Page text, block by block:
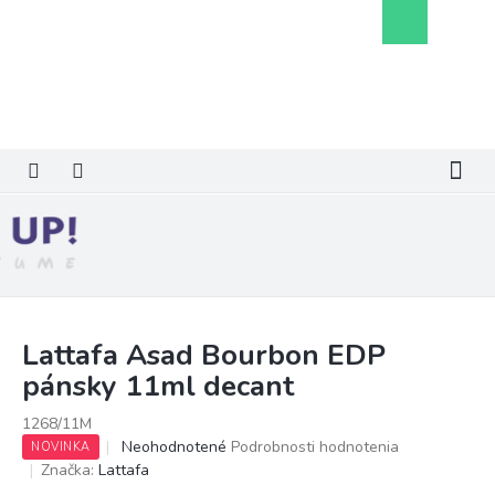
košík
Lattafa Asad Bourbon EDP
pánsky 11ml decant
1268/11M
NOVINKA
Priemerné
hodnotenie
Neohodnotené Podrobnosti hodnotenia
Značka: Lattafa